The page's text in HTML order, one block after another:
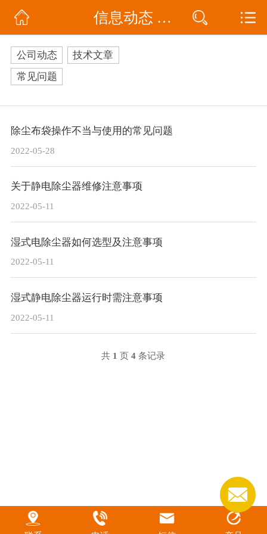
网站首页
产品展示
联系我们
信息动态 / 公司动态
公司动态
技术文章
常见问题
除尘布袋操作不当与使用的常见问题
2022-05-28
关于静电除尘器维修注意事项
2022-05-11
湿式电除尘器如何选型及注意事项
2022-05-11
湿式静电除尘器运行时需注意事项
2022-05-11
共 1 页4 条记录